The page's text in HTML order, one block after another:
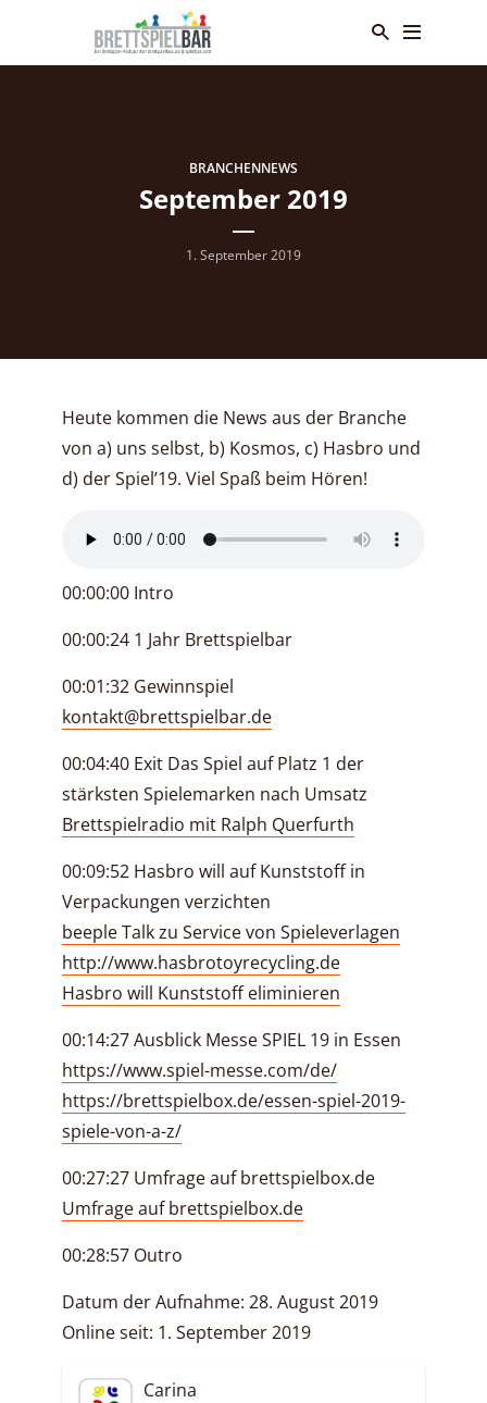
BRANCHENNEWS
September 2019
1. September 2019
Heute kommen die News aus der Branche
von a) uns selbst, b) Kosmos, c) Hasbro und
d) der Spiel’19. Viel Spaß beim Hören!
00:00:00 Intro
00:00:24 1 Jahr Brettspielbar
00:01:32 Gewinnspiel
kontakt@brettspielbar.de
00:04:40 Exit Das Spiel auf Platz 1 der
stärksten Spielemarken nach Umsatz
Brettspielradio mit Ralph Querfurth
00:09:52 Hasbro will auf Kunststoff in
Verpackungen verzichten
beeple Talk zu Service von Spieleverlagen
http://www.hasbrotoyrecycling.de
Hasbro will Kunststoff eliminieren
00:14:27 Ausblick Messe SPIEL 19 in Essen
https://www.spiel-messe.com/de/
https://brettspielbox.de/essen-spiel-2019-
spiele-von-a-z/
00:27:27 Umfrage auf brettspielbox.de
Umfrage auf brettspielbox.de
00:28:57 Outro
Datum der Aufnahme: 28. August 2019
Online seit: 1. September 2019
Carina